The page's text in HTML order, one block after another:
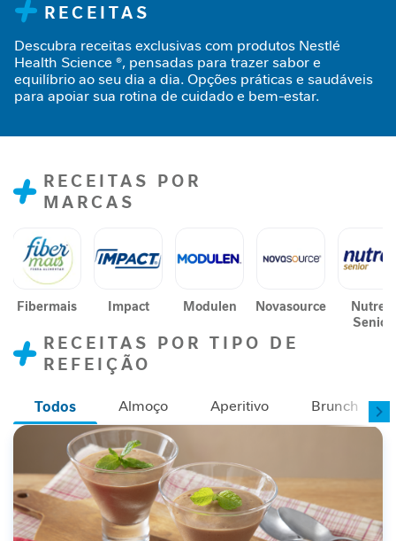
n
a
r
S
r
t
o
r
a
a
G
P
-
P
e
RECEITAS
Descubra receitas exclusivas com produtos Nestlé
Health Science ®, pensadas para trazer sabor e
equilíbrio ao seu dia a dia. Opções práticas e saudáveis
para apoiar sua rotina de cuidado e bem-estar.
RECEITAS POR
MARCAS
Fibermais Impact Modulen Novasource
Nutren
Senior
RECEITAS POR TIPO DE
REFEIÇÃO
Todos Almoço Aperitivo Brunch